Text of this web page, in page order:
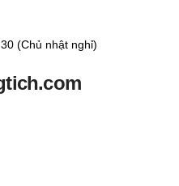
(Chủ nhật nghỉ)